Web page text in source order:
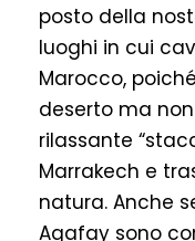
posto della
luoghi in cui
Marocco,
deserto ma
rilassante
Marrakech e
natura. Anche
Agafay sono